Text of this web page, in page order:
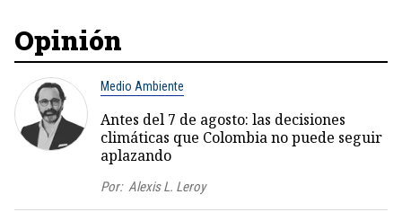
Opinión
Medio Ambiente
Antes del 7 de agosto: las decisiones
climáticas que Colombia no puede seguir
aplazando
Por: Alexis L. Leroy